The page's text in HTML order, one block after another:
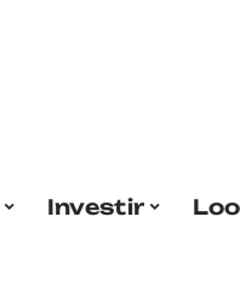
Investir